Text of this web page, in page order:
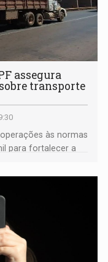
assegura
transporte
às normas
para fortalecer a